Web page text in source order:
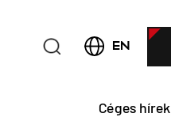
EN
Céges hírek